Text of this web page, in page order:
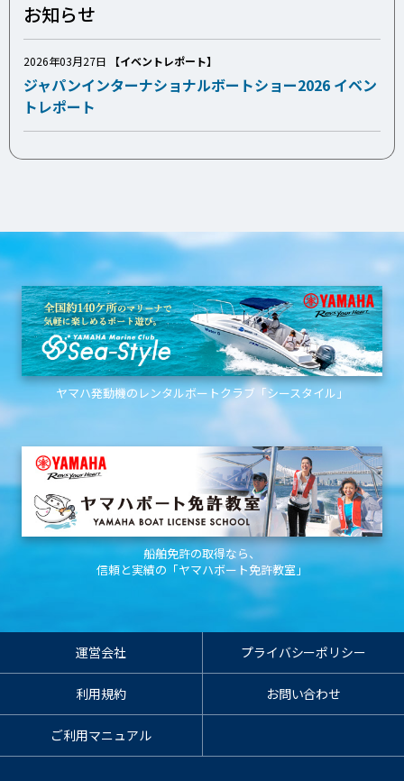
お知らせ
2026年03月27日 【イベントレポート】
ジャパンインターナショナルボートショー2026 イベン
トレポート
ヤマハ発動機のレンタルボートクラブ「シースタイル」
船舶免許の取得なら、
信頼と実績の「ヤマハボート免許教室」
運営会社 プライバシーポリシー
利用規約 お問い合わせ
ご利用マニュアル